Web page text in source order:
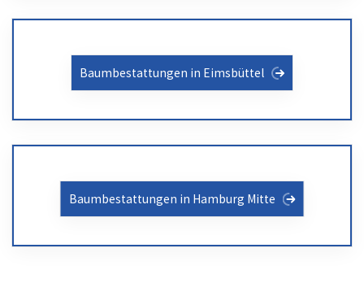
Baumbestattungen in Eimsbüttel
Baumbestattungen in Hamburg Mitte